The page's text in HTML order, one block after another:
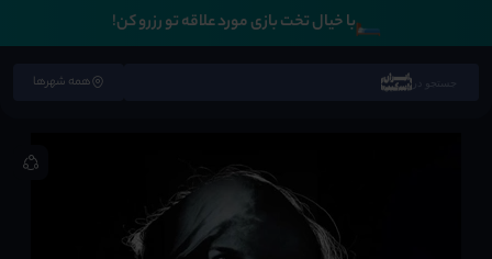
🛏️با خیال تخت بازی مورد علاقه تو رزرو کن!
همه شهرها